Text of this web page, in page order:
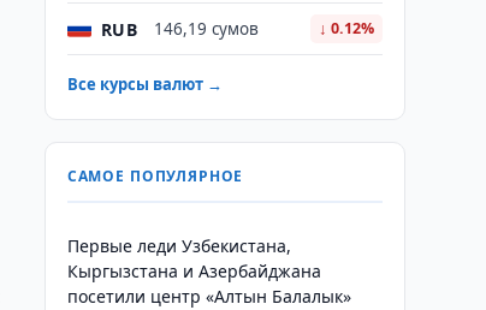
RUB 146,19 сумов ↓ 0.12%
Все курсы валют →
САМОЕ ПОПУЛЯРНОЕ
Первые леди Узбекистана,
Кыргызстана и Азербайджана
посетили центр «Алтын Балалык»